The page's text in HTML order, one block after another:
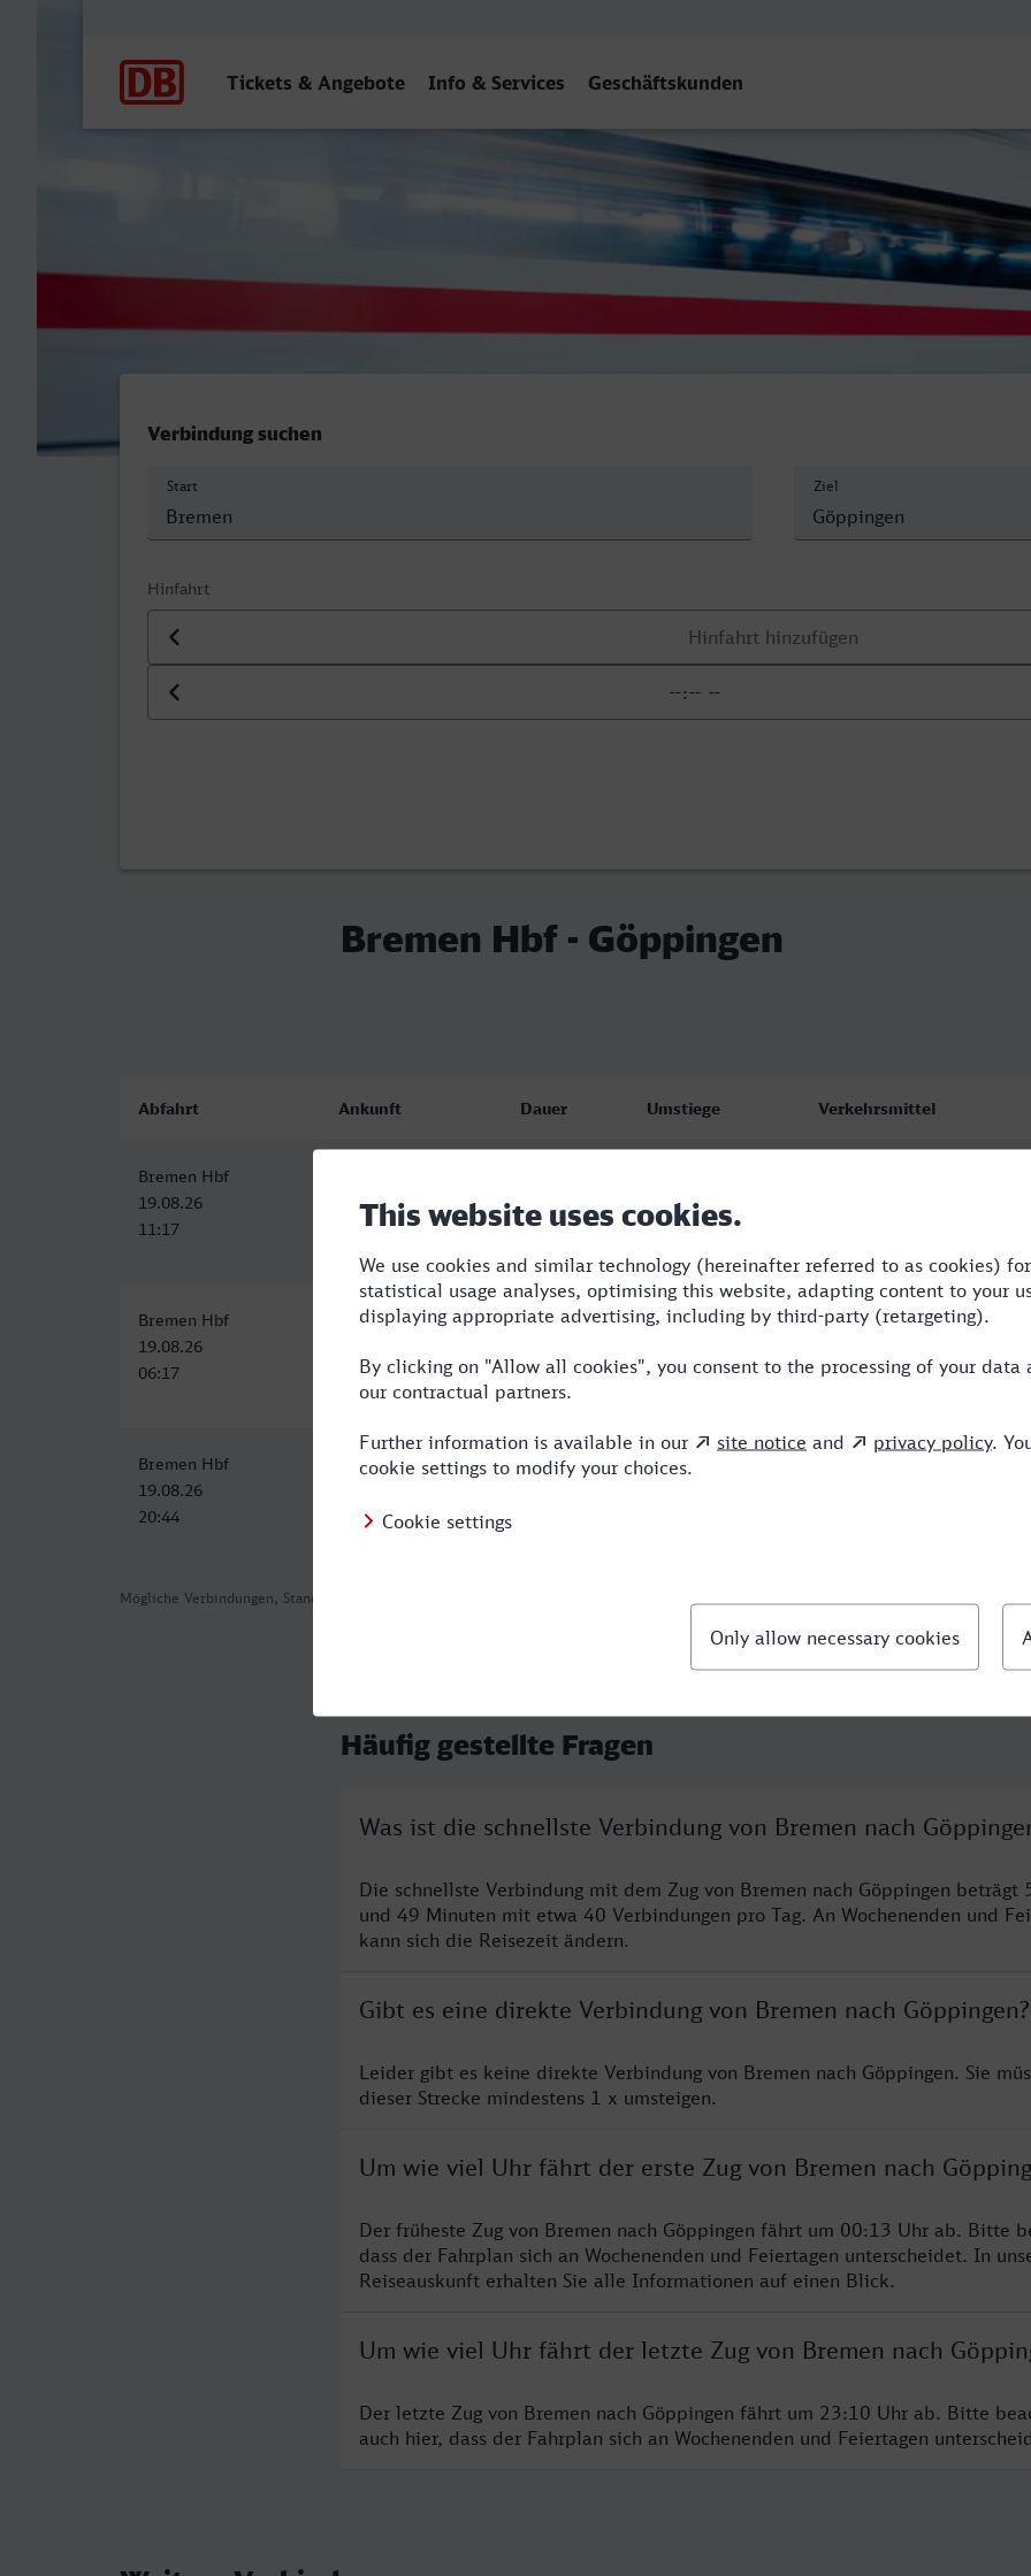
Tickets & Angebote Info & Services Geschäftskunden
Verbindung suchen
Start Ziel
Hinfahrt
Datum der Hinfahrt
Uhrzeit der Hinfahrt
Bremen Hbf - Göppingen
Mögliche Verbindungen, Stand: 2026-08-05 09:21
Abfahrt Ankunft Dauer Umstiege Verkehrsmittel
Bremen Hbf
19.08.26
11:17
19.08.26
17:06
Bremen Hbf
19.08.26
06:17
Göppingen
13:06
6:49 3 RE,ICE
Bremen Hbf
19.08.26
20:44
Göppingen
05:18
8:34 1
Häufig gestellte Fragen
Was ist die schnellste Verbindung von Bremen nach
Die schnellste Verbindung mit dem Zug von Bremen nach Göppingen beträgt
und 49 Minuten mit etwa 40 Verbindungen pro Tag. An Wochenenden und
kann sich die Reisezeit ändern.
Gibt es eine direkte Verbindung von Bremen nach Göppingen?
Leider gibt es keine direkte Verbindung von Bremen nach Göppingen. Sie
dieser Strecke mindestens 1 x umsteigen.
Um wie viel Uhr fährt der erste Zug von Bremen nach
Der früheste Zug von Bremen nach Göppingen fährt um 00:13 Uhr ab. Bitte
dass der Fahrplan sich an Wochenenden und Feiertagen unterscheidet. In
Reiseauskunft erhalten Sie alle Informationen auf einen Blick.
Um wie viel Uhr fährt der letzte Zug von Bremen nach
Der letzte Zug von Bremen nach Göppingen fährt um 23:10 Uhr ab. Bitte
auch hier, dass der Fahrplan sich an Wochenenden und Feiertagen